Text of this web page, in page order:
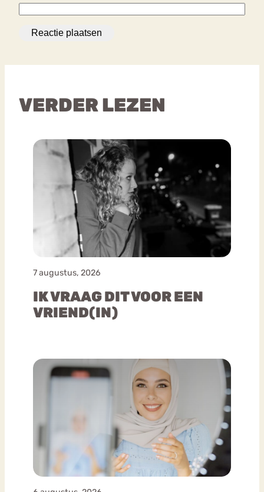
VERDER LEZEN
7 augustus, 2026
IK VRAAG DIT VOOR EEN
VRIEND(IN)